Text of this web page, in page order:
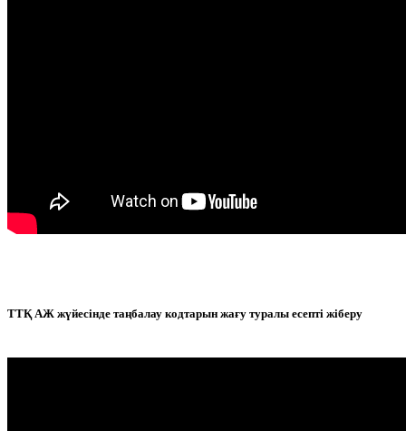
ТТҚ АЖ жүйесінде таңбалау кодтарын жағу туралы есепті жіберу